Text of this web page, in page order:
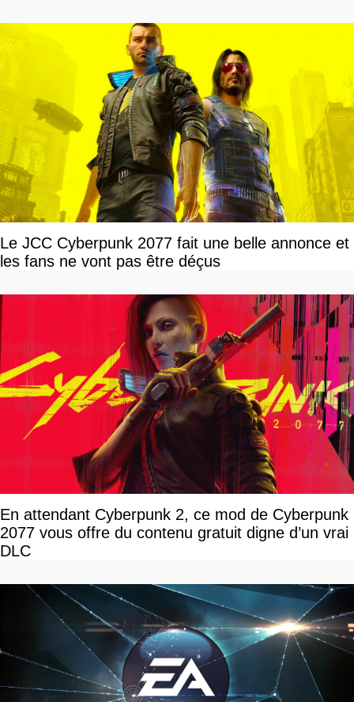
Le JCC Cyberpunk 2077 fait une belle annonce et
les fans ne vont pas être déçus
En attendant Cyberpunk 2, ce mod de Cyberpunk
2077 vous offre du contenu gratuit digne d’un vrai
DLC